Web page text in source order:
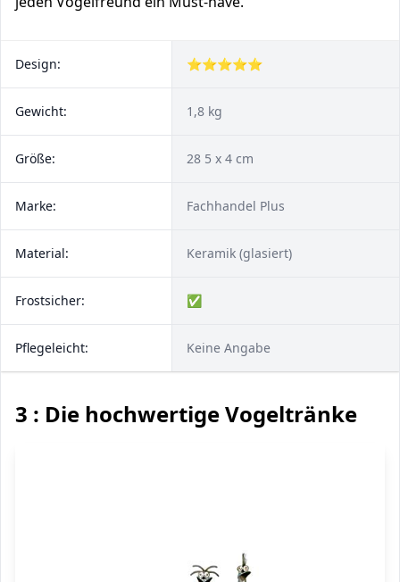
Design: ⭐⭐⭐⭐⭐
Gewicht: 1,8 kg
Größe: 28 5 x 4 cm
Marke: Fachhandel Plus
Material: Keramik (glasiert)
Frostsicher: ✅
Pflegeleicht: Keine Angabe
3 : Die hochwertige Vogeltränke